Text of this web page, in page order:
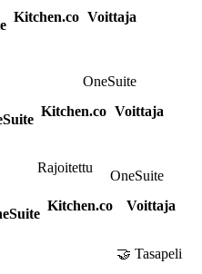
Kitchen.co Voittaja
OneSuite
Kitchen.co Voittaja
Rajoitettu
OneSuite
Kitchen.co
Voittaja
🤝 Tasapeli